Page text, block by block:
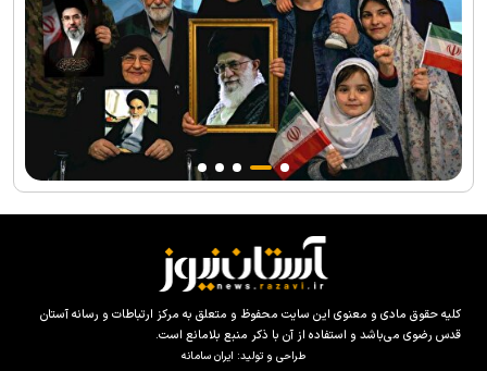
کلیه حقوق مادی و معنوی این سایت محفوظ و متعلق به مرکز ارتباطات و رسانه آستان
قدس رضوی می‌باشد و استفاده از آن با ذکر منبع بلامانع است.
طراحی و تولید: ایران سامانه